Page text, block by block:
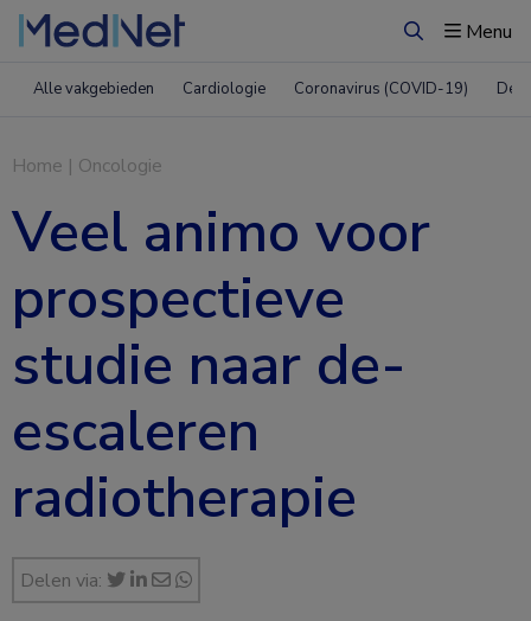
ZoekenMenu
Alle vakgebieden Cardiologie Coronavirus (COVID-19)
Home | Oncologie
Veel animo voor
prospectieve
studie naar de-
escaleren
radiotherapie
Delen via: